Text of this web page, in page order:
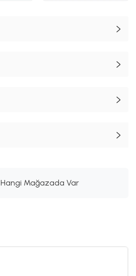
Hangi Mağazada Var